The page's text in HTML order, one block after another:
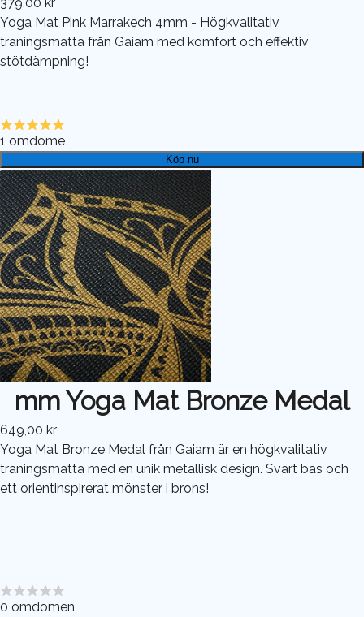
Yoga Mat Pink Marrakech 4mm - Högkvalitativ
träningsmatta från Gaiam med komfort och effektiv
stötdämpning!
1 omdöme
Köp nu
mm Yoga Mat Bronze Medal
649,00 kr
Yoga Mat Bronze Medal från Gaiam är en högkvalitativ
träningsmatta med en unik metallisk design. Svart bas och
ett orientinspirerat mönster i brons!
0 omdömen